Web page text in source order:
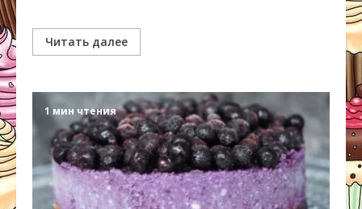
Читать далее
1 мин чтения